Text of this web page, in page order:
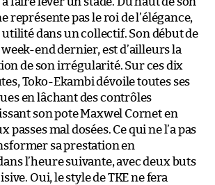
représente pas le roi de l’élégance,
dans un collectif. Son début de
end dernier, est d’ailleurs la
de son irrégularité. Sur ces dix
Toko-Ekambi dévoile toutes ses
en lâchant des contrôles
son pote Maxwel Cornet en
passes mal dosées. Ce qui ne l’a pas
sa prestation en
l’heure suivante, avec deux buts
Oui, le style de TKE ne fera